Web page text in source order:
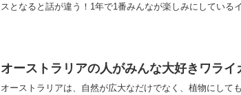
スとなると話が違う！1年で1番みんなが楽しみにしている
オーストラリアの人がみんな大好きワライ
オーストラリアは、自然が広大なだけでなく、植物にして